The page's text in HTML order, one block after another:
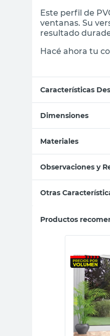
Este perfil de
ventanas. Su
resultado
Hacé ahora tu
Características
Dimensiones
Materiales
Observaciones y
Otras
Productos